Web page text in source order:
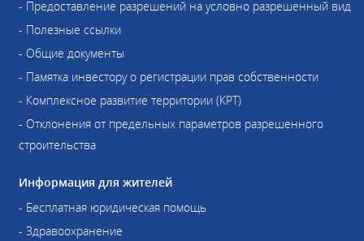
- Предоставление разрешений на условно разрешенный вид
- Полезные ссылки
- Общие документы
- Памятка инвестору о регистрации прав собственности
- Комплексное развитие территории (КРТ)
- Отклонения от предельных параметров разрешенного
строительства
Информация для жителей
- Бесплатная юридическая помощь
- Здравоохранение